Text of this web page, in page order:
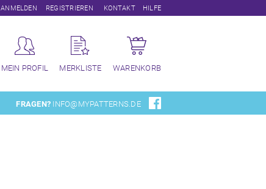
ANMELDEN
Navigation
überspringen
REGISTRIEREN KONTAKT HILFE
MEIN PROFIL MERKLISTE WARENKORB
FRAGEN? INFO@MYPATTERNS.DE